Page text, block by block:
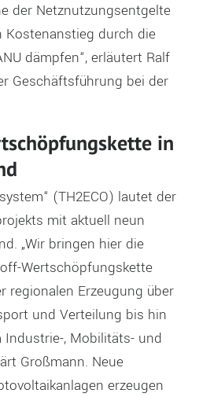
der Netznutzungsentgelte
Kostenanstieg durch die
dämpfen“, erläutert Ralf
Geschäftsführung bei der
in
(TH2ECO) lautet der
mit aktuell neun
„Wir bringen hier die
Wertschöpfungskette
regionalen Erzeugung über
und Verteilung bis hin
, Mobilitäts- und
Großmann. Neue
erzeugen